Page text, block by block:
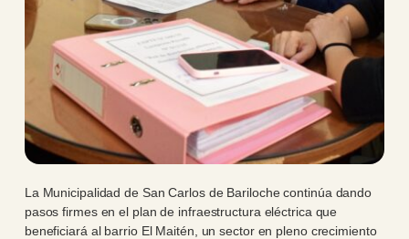
La Municipalidad de San Carlos de Bariloche continúa dando
pasos firmes en el plan de infraestructura eléctrica que
beneficiará al barrio El Maitén, un sector en pleno crecimiento